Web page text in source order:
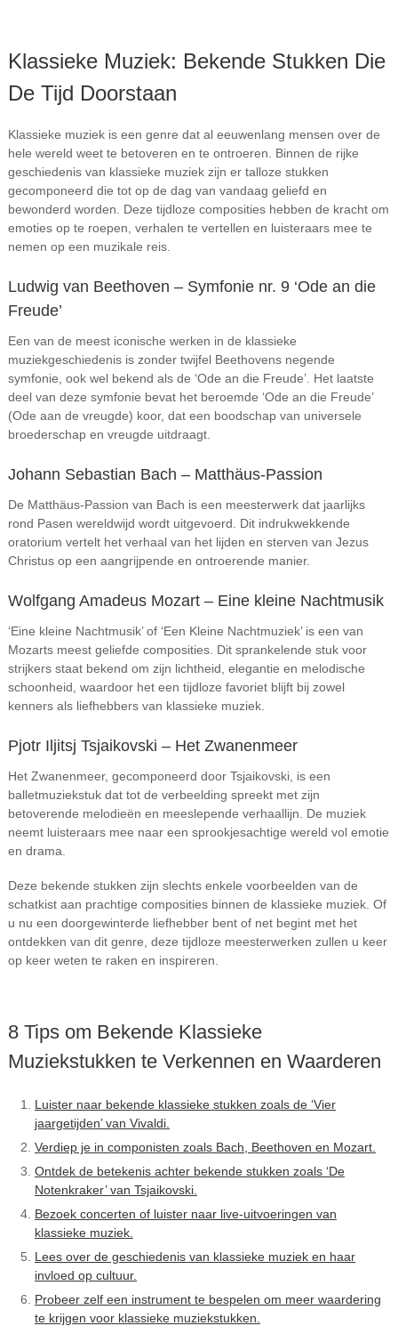
Klassieke Muziek: Bekende Stukken Die
De Tijd Doorstaan
Klassieke muziek is een genre dat al eeuwenlang mensen over de
hele wereld weet te betoveren en te ontroeren. Binnen de rijke
geschiedenis van klassieke muziek zijn er talloze stukken
gecomponeerd die tot op de dag van vandaag geliefd en
bewonderd worden. Deze tijdloze composities hebben de kracht om
emoties op te roepen, verhalen te vertellen en luisteraars mee te
nemen op een muzikale reis.
Ludwig van Beethoven – Symfonie nr. 9 ‘Ode an die
Freude’
Een van de meest iconische werken in de klassieke
muziekgeschiedenis is zonder twijfel Beethovens negende
symfonie, ook wel bekend als de ‘Ode an die Freude’. Het laatste
deel van deze symfonie bevat het beroemde ‘Ode an die Freude’
(Ode aan de vreugde) koor, dat een boodschap van universele
broederschap en vreugde uitdraagt.
Johann Sebastian Bach – Matthäus-Passion
De Matthäus-Passion van Bach is een meesterwerk dat jaarlijks
rond Pasen wereldwijd wordt uitgevoerd. Dit indrukwekkende
oratorium vertelt het verhaal van het lijden en sterven van Jezus
Christus op een aangrijpende en ontroerende manier.
Wolfgang Amadeus Mozart – Eine kleine Nachtmusik
‘Eine kleine Nachtmusik’ of ‘Een Kleine Nachtmuziek’ is een van
Mozarts meest geliefde composities. Dit sprankelende stuk voor
strijkers staat bekend om zijn lichtheid, elegantie en melodische
schoonheid, waardoor het een tijdloze favoriet blijft bij zowel
kenners als liefhebbers van klassieke muziek.
Pjotr Iljitsj Tsjaikovski – Het Zwanenmeer
Het Zwanenmeer, gecomponeerd door Tsjaikovski, is een
balletmuziekstuk dat tot de verbeelding spreekt met zijn
betoverende melodieën en meeslepende verhaallijn. De muziek
neemt luisteraars mee naar een sprookjesachtige wereld vol emotie
en drama.
Deze bekende stukken zijn slechts enkele voorbeelden van de
schatkist aan prachtige composities binnen de klassieke muziek. Of
u nu een doorgewinterde liefhebber bent of net begint met het
ontdekken van dit genre, deze tijdloze meesterwerken zullen u keer
op keer weten te raken en inspireren.
8 Tips om Bekende Klassieke
Muziekstukken te Verkennen en Waarderen
Luister naar bekende klassieke stukken zoals de ‘Vier
jaargetijden’ van Vivaldi.
Verdiep je in componisten zoals Bach, Beethoven en Mozart.
Ontdek de betekenis achter bekende stukken zoals ‘De
Notenkraker’ van Tsjaikovski.
Bezoek concerten of luister naar live-uitvoeringen van
klassieke muziek.
Lees over de geschiedenis van klassieke muziek en haar
invloed op cultuur.
Probeer zelf een instrument te bespelen om meer waardering
te krijgen voor klassieke muziekstukken.